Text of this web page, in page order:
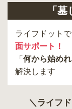
葛
「
ライフドットで
面サポート！
「 何から始め
解決します
＼ライフ